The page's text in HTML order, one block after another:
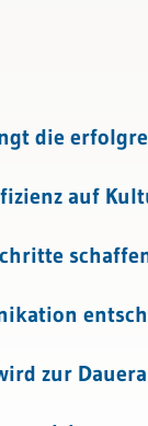
die
auf
zur